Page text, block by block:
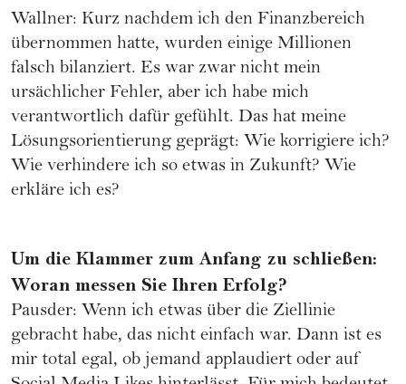
Wallner: Kurz nachdem ich den Finanzbereich
übernommen hatte, wurden einige Millionen
falsch bilanziert. Es war zwar nicht mein
ursächlicher Fehler, aber ich habe mich
verantwortlich dafür gefühlt. Das hat meine
Lösungsorientierung geprägt: Wie korrigiere ich?
Wie verhindere ich so etwas in Zukunft? Wie
erkläre ich es?
Um die Klammer zum Anfang zu schließen:
Woran messen Sie Ihren Erfolg?
Pausder: Wenn ich etwas über die Ziellinie
gebracht habe, das nicht einfach war. Dann ist es
mir total egal, ob jemand applaudiert oder auf